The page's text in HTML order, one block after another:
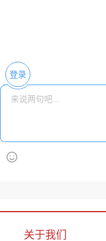
登录
关于我们